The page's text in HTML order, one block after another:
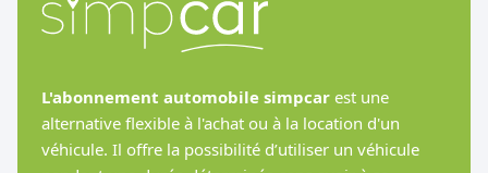
L'abonnement automobile simpcar est une
alternative flexible à l'achat ou à la location d'un
véhicule. Il offre la possibilité d’utiliser un véhicule